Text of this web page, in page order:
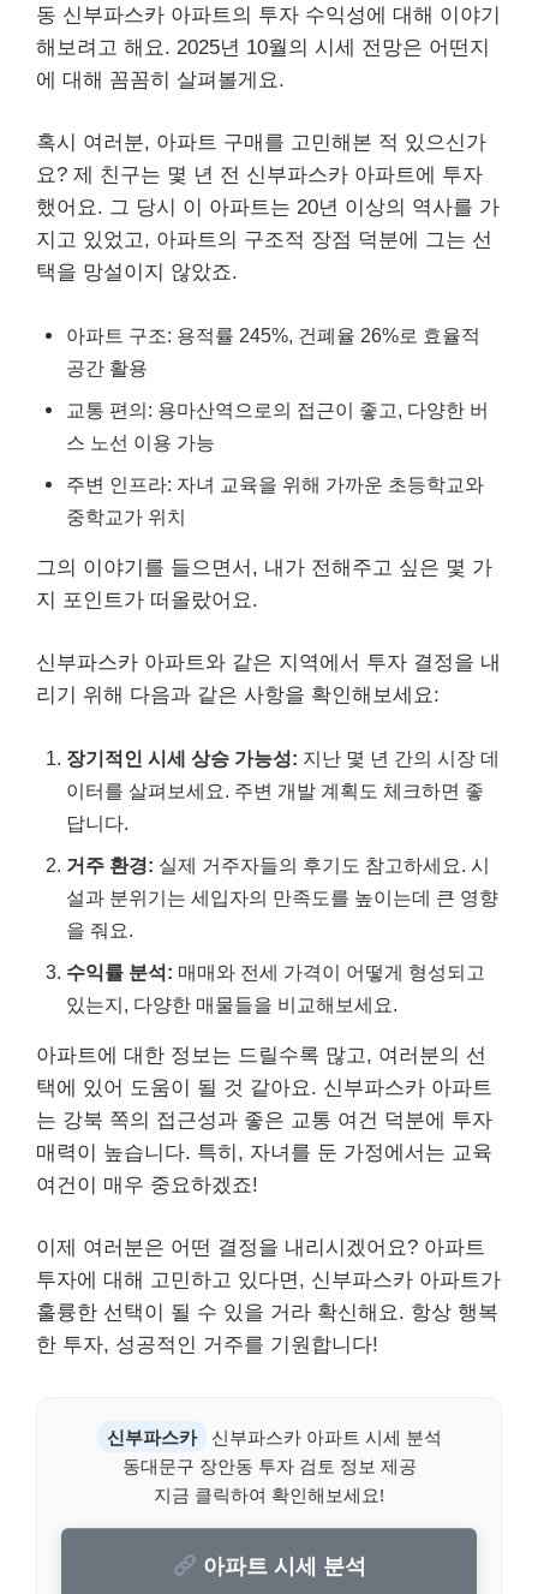
동 신부파스카 아파트의 투자 수익성에 대해 이야기
해보려고 해요. 2025년 10월의 시세 전망은 어떤지
에 대해 꼼꼼히 살펴볼게요.
혹시 여러분, 아파트 구매를 고민해본 적 있으신가
요? 제 친구는 몇 년 전 신부파스카 아파트에 투자
했어요. 그 당시 이 아파트는 20년 이상의 역사를 가
지고 있었고, 아파트의 구조적 장점 덕분에 그는 선
택을 망설이지 않았죠.
아파트 구조: 용적률 245%, 건폐율 26%로 효율적
공간 활용
교통 편의: 용마산역으로의 접근이 좋고, 다양한 버
스 노선 이용 가능
주변 인프라: 자녀 교육을 위해 가까운 초등학교와
중학교가 위치
그의 이야기를 들으면서, 내가 전해주고 싶은 몇 가
지 포인트가 떠올랐어요.
신부파스카 아파트와 같은 지역에서 투자 결정을 내
리기 위해 다음과 같은 사항을 확인해보세요:
장기적인 시세 상승 가능성: 지난 몇 년 간의 시장 데
이터를 살펴보세요. 주변 개발 계획도 체크하면 좋
답니다.
거주 환경: 실제 거주자들의 후기도 참고하세요. 시
설과 분위기는 세입자의 만족도를 높이는데 큰 영향
을 줘요.
수익률 분석: 매매와 전세 가격이 어떻게 형성되고
있는지, 다양한 매물들을 비교해보세요.
아파트에 대한 정보는 드릴수록 많고, 여러분의 선
택에 있어 도움이 될 것 같아요. 신부파스카 아파트
는 강북 쪽의 접근성과 좋은 교통 여건 덕분에 투자
매력이 높습니다. 특히, 자녀를 둔 가정에서는 교육
여건이 매우 중요하겠죠!
이제 여러분은 어떤 결정을 내리시겠어요? 아파트
투자에 대해 고민하고 있다면, 신부파스카 아파트가
훌륭한 선택이 될 수 있을 거라 확신해요. 항상 행복
한 투자, 성공적인 거주를 기원합니다!
신부파스카
신부파스카 아파트 시세 분석
동대문구 장안동 투자 검토 정보 제공
지금 클릭하여 확인해보세요!
아파트 시세 분석